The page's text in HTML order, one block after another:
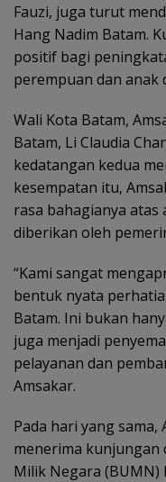
Fauzi, juga turut
Hang Nadim Batam.
positif bagi
perempuan dan anak
Wali Kota Batam,
Batam, Li Claudia
kedatangan kedua
kesempatan itu,
rasa bahagianya
diberikan oleh
“Kami sangat
bentuk nyata
Batam. Ini bukan
juga menjadi
pelayanan dan
Amsakar.
Pada hari yang sama,
menerima kunjungan
Milik Negara (BUMN)